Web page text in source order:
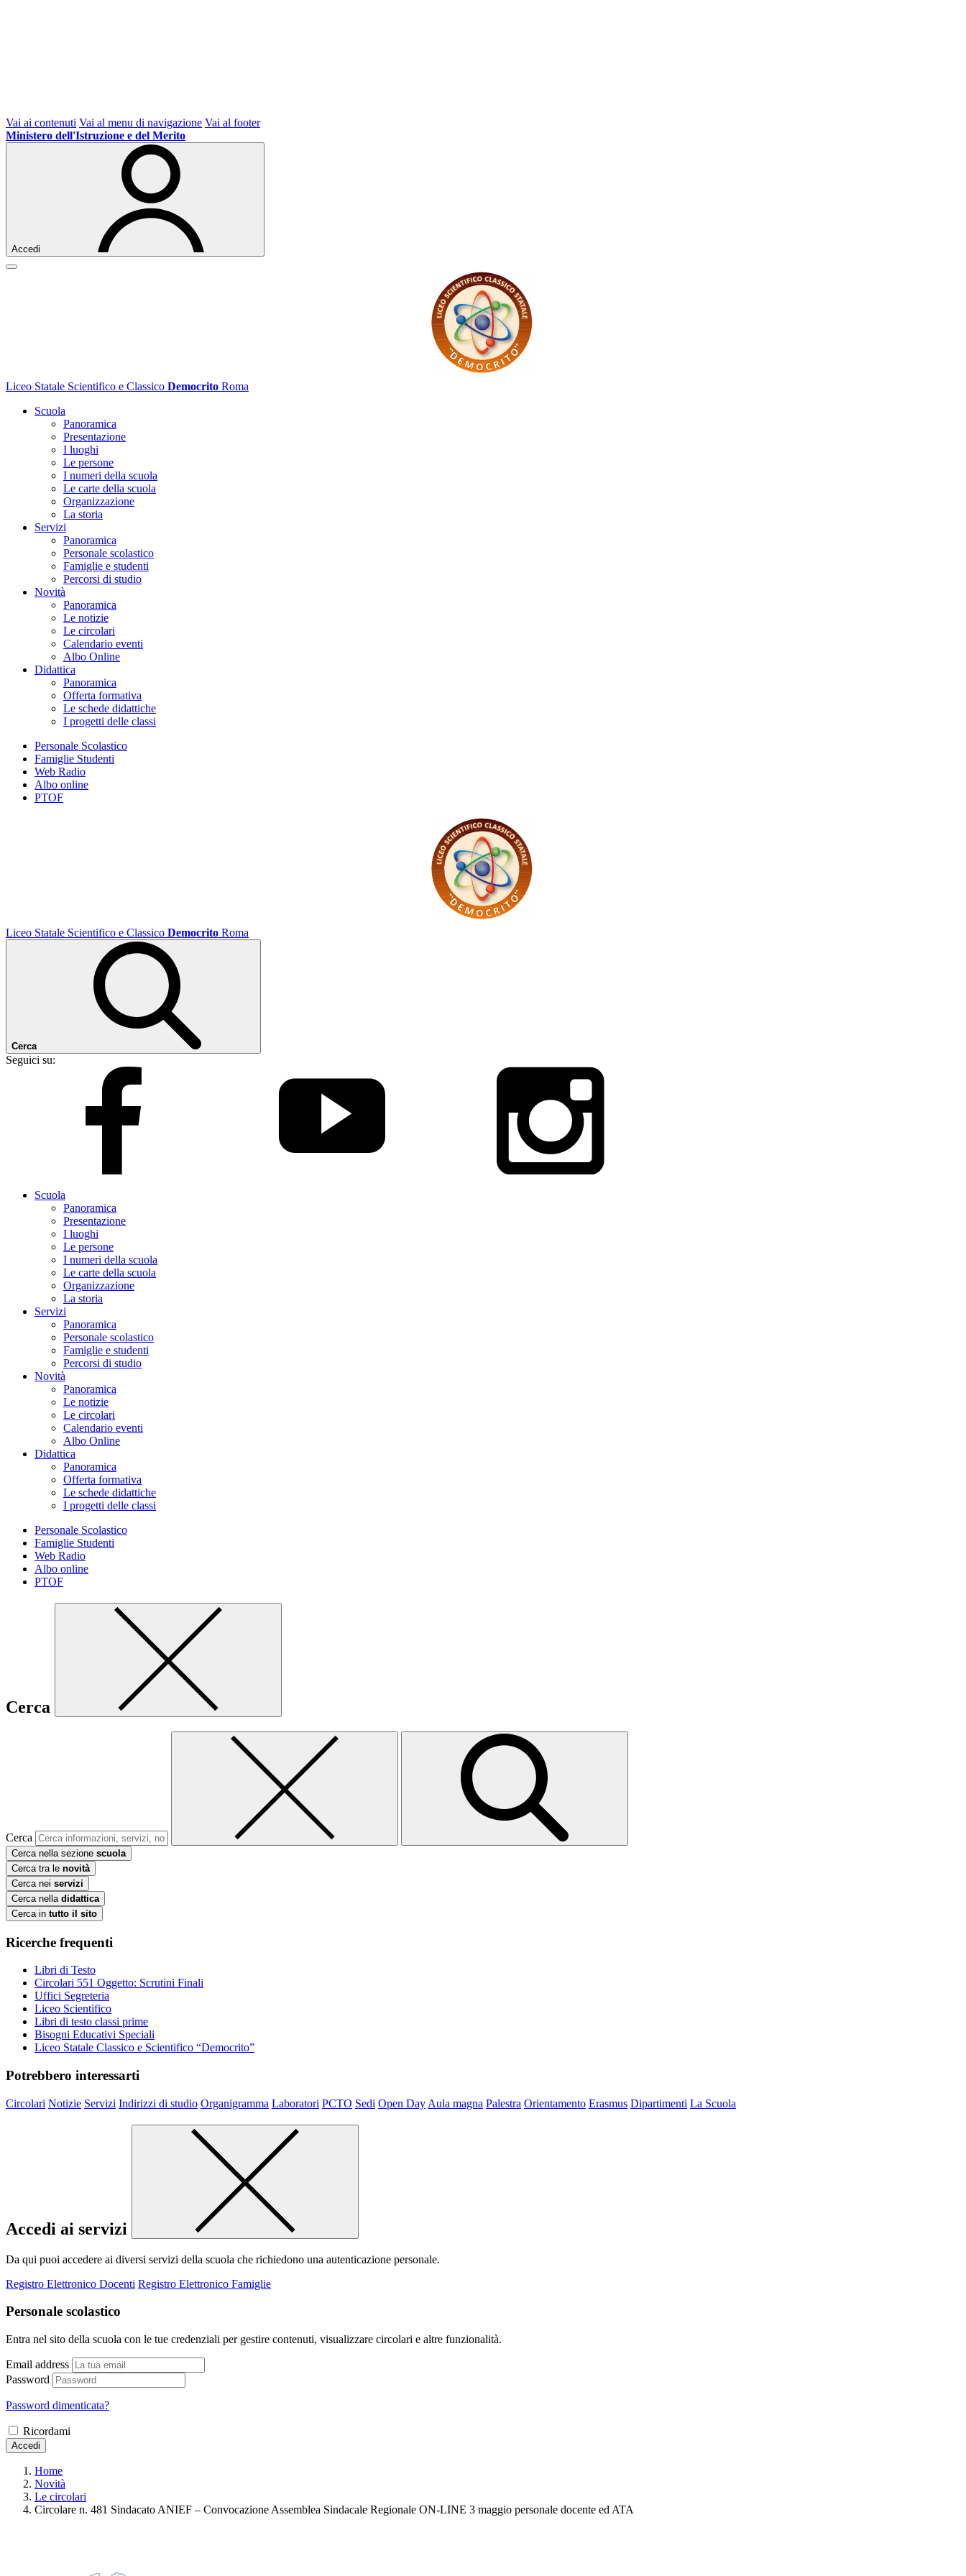
Vai ai contenuti Vai al menu di navigazione Vai al footer
Ministero dell'Istruzione e del Merito
Accedi
Liceo Statale Scientifico e Classico Democrito Roma
Scuola
Panoramica
Presentazione
I luoghi
Le persone
I numeri della scuola
Le carte della scuola
Organizzazione
La storia
Servizi
Panoramica
Personale scolastico
Famiglie e studenti
Percorsi di studio
Novità
Panoramica
Le notizie
Le circolari
Calendario eventi
Albo Online
Didattica
Panoramica
Offerta formativa
Le schede didattiche
I progetti delle classi
Personale Scolastico
Famiglie Studenti
Web Radio
Albo online
PTOF
Liceo Statale Scientifico e Classico Democrito Roma
Cerca
Seguici su:
Scuola
Panoramica
Presentazione
I luoghi
Le persone
I numeri della scuola
Le carte della scuola
Organizzazione
La storia
Servizi
Panoramica
Personale scolastico
Famiglie e studenti
Percorsi di studio
Novità
Panoramica
Le notizie
Le circolari
Calendario eventi
Albo Online
Didattica
Panoramica
Offerta formativa
Le schede didattiche
I progetti delle classi
Personale Scolastico
Famiglie Studenti
Web Radio
Albo online
PTOF
Cerca
Cerca
Cerca nella sezione scuola
Cerca tra le novità
Cerca nei servizi
Cerca nella didattica
Cerca in tutto il sito
Ricerche frequenti
Libri di Testo
Circolari 551 Oggetto: Scrutini Finali
Uffici Segreteria
Liceo Scientifico
Libri di testo classi prime
Bisogni Educativi Speciali
Liceo Statale Classico e Scientifico “Democrito”
Potrebbero interessarti
Circolari Notizie Servizi Indirizzi di studio Organigramma Laboratori PCTO Sedi Open Day Aula magna Palestra Orientamento Erasmus Dipartimenti La Scuola
Accedi ai servizi
Da qui puoi accedere ai diversi servizi della scuola che richiedono una autenticazione personale.
Registro Elettronico Docenti Registro Elettronico Famiglie
Personale scolastico
Entra nel sito della scuola con le tue credenziali per gestire contenuti, visualizzare circolari e altre funzionalità.
Email address
Password
Password dimenticata?
Ricordami
Accedi
Home
Novità
Le circolari
Circolare n. 481 Sindacato ANIEF – Convocazione Assemblea Sindacale Regionale ON-LINE 3 maggio personale docente ed ATA